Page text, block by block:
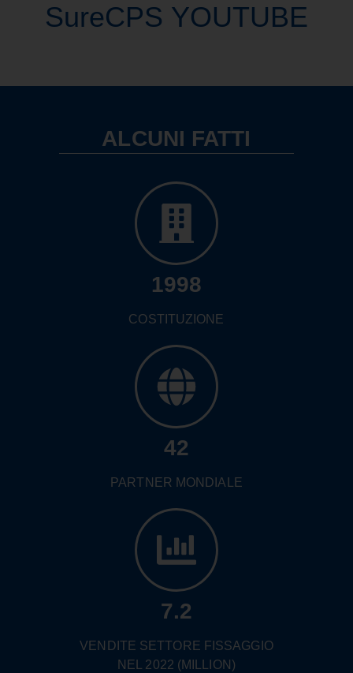
SureCPS YOUTUBE
ALCUNI FATTI
1998
COSTITUZIONE
42
PARTNER MONDIALE
7.2
VENDITE SETTORE FISSAGGIO
NEL 2022 (MILLION)